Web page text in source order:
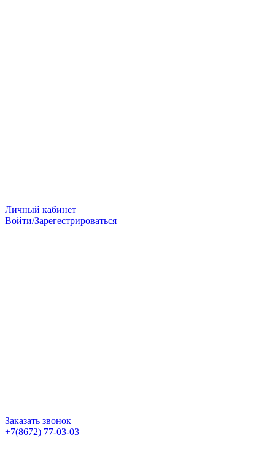
Личный кабинет
Войти/Зарегестрироваться
Заказать звонок
+7(8672) 77-03-03